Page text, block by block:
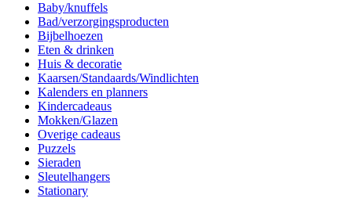
Baby/knuffels
Bad/verzorgingsproducten
Bijbelhoezen
Eten & drinken
Huis & decoratie
Kaarsen/Standaards/Windlichten
Kalenders en planners
Kindercadeaus
Mokken/Glazen
Overige cadeaus
Puzzels
Sieraden
Sleutelhangers
Stationary